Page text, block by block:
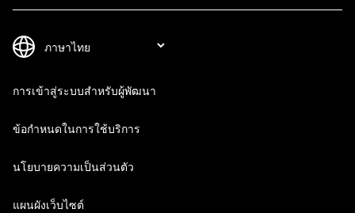
การเข้าสู่ระบบสำหรับผู้พัฒนา
ข้อกำหนดในการใช้บริการ
นโยบายความเป็นส่วนตัว
แผนผังเว็บไซต์